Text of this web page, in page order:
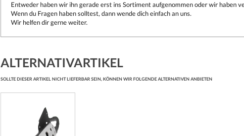
Entweder haben wir ihn gerade erst ins Sortiment aufgenommen oder wir haben
Wenn du Fragen haben solltest, dann wende dich einfach an uns.
Wir helfen dir gerne weiter.
ALTERNATIVARTIKEL
SOLLTE DIESER ARTIKEL NICHT LIEFERBAR SEIN, KÖNNEN WIR FOLGENDE ALTERNATIVEN ANBIETEN